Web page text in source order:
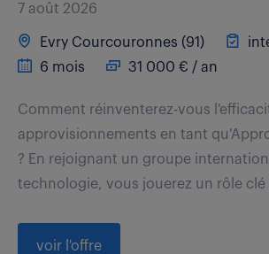
7 août 2026
Evry Courcouronnes (91)
6 mois
31 000 € / an
Comment réinventerez-vous
approvisionnements en tant
? En rejoignant un groupe
technologie, vous jouerez un rôle clé
voir l'offre